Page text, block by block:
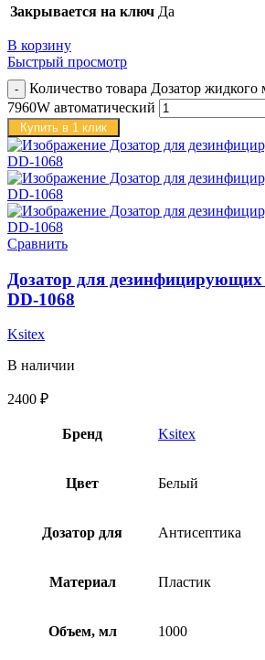
Закрывается на ключ Да
В корзину
Быстрый просмотр
Количество товара Дозатор
7960W автоматический
Купить в 1 клик
Сравнить
Дозатор для дезинфицирующих
DD-1068
Ksitex
В наличии
2400 ₽
Бренд Ksitex
Цвет Белый
Дозатор для Антисептика
Материал Пластик
Объем, мл 1000